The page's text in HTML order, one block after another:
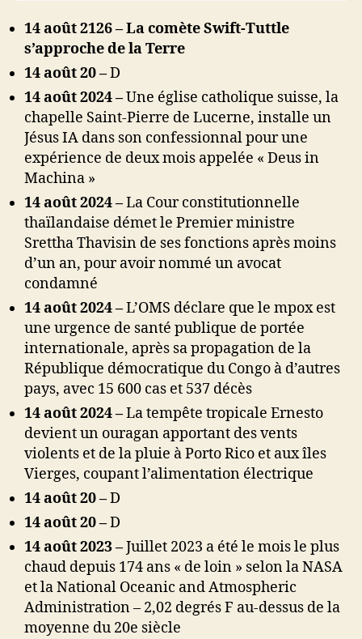
14 août 2126 – La comète Swift-Tuttle
s’approche de la Terre
14 août 20 –D
14 août 2024 –Une église catholique suisse, la
chapelle Saint-Pierre de Lucerne, installe un
Jésus IA dans son confessionnal pour une
expérience de deux mois appelée « Deus in
Machina »
14 août 2024 –La Cour constitutionnelle
thaïlandaise démet le Premier ministre
Srettha Thavisin de ses fonctions après moins
d’un an, pour avoir nommé un avocat
condamné
14 août 2024 –L’OMS déclare que le mpox est
une urgence de santé publique de portée
internationale, après sa propagation de la
République démocratique du Congo à d’autres
pays, avec 15 600 cas et 537 décès
14 août 2024 –La tempête tropicale Ernesto
devient un ouragan apportant des vents
violents et de la pluie à Porto Rico et aux îles
Vierges, coupant l’alimentation électrique
14 août 20 –D
14 août 20 –D
14 août 2023 –Juillet 2023 a été le mois le plus
chaud depuis 174 ans « de loin » selon la NASA
et la National Oceanic and Atmospheric
Administration – 2,02 degrés F au-dessus de la
moyenne du 20e siècle